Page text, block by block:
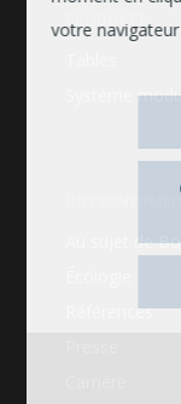
votrePRODUKTE
Système
Au sujet de
Références